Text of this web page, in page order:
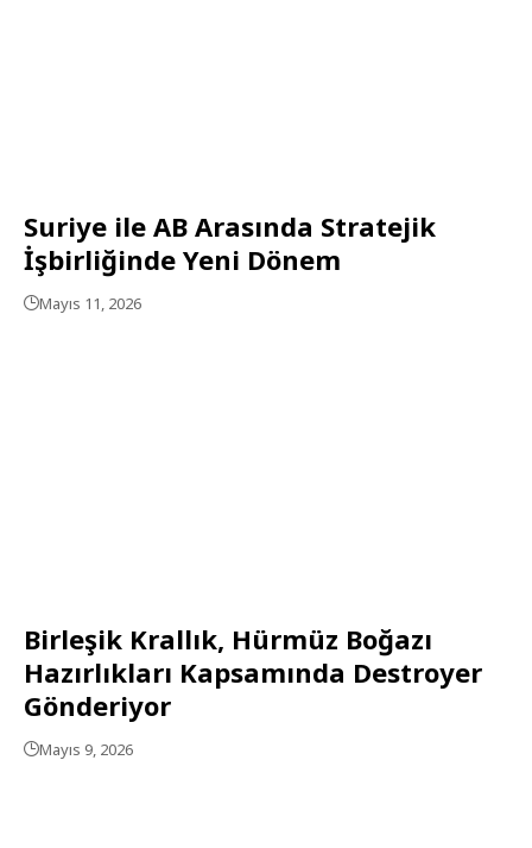
Suriye ile AB Arasında Stratejik
İşbirliğinde Yeni Dönem
Mayıs 11, 2026
Birleşik Krallık, Hürmüz Boğazı
Hazırlıkları Kapsamında Destroyer
Gönderiyor
Mayıs 9, 2026